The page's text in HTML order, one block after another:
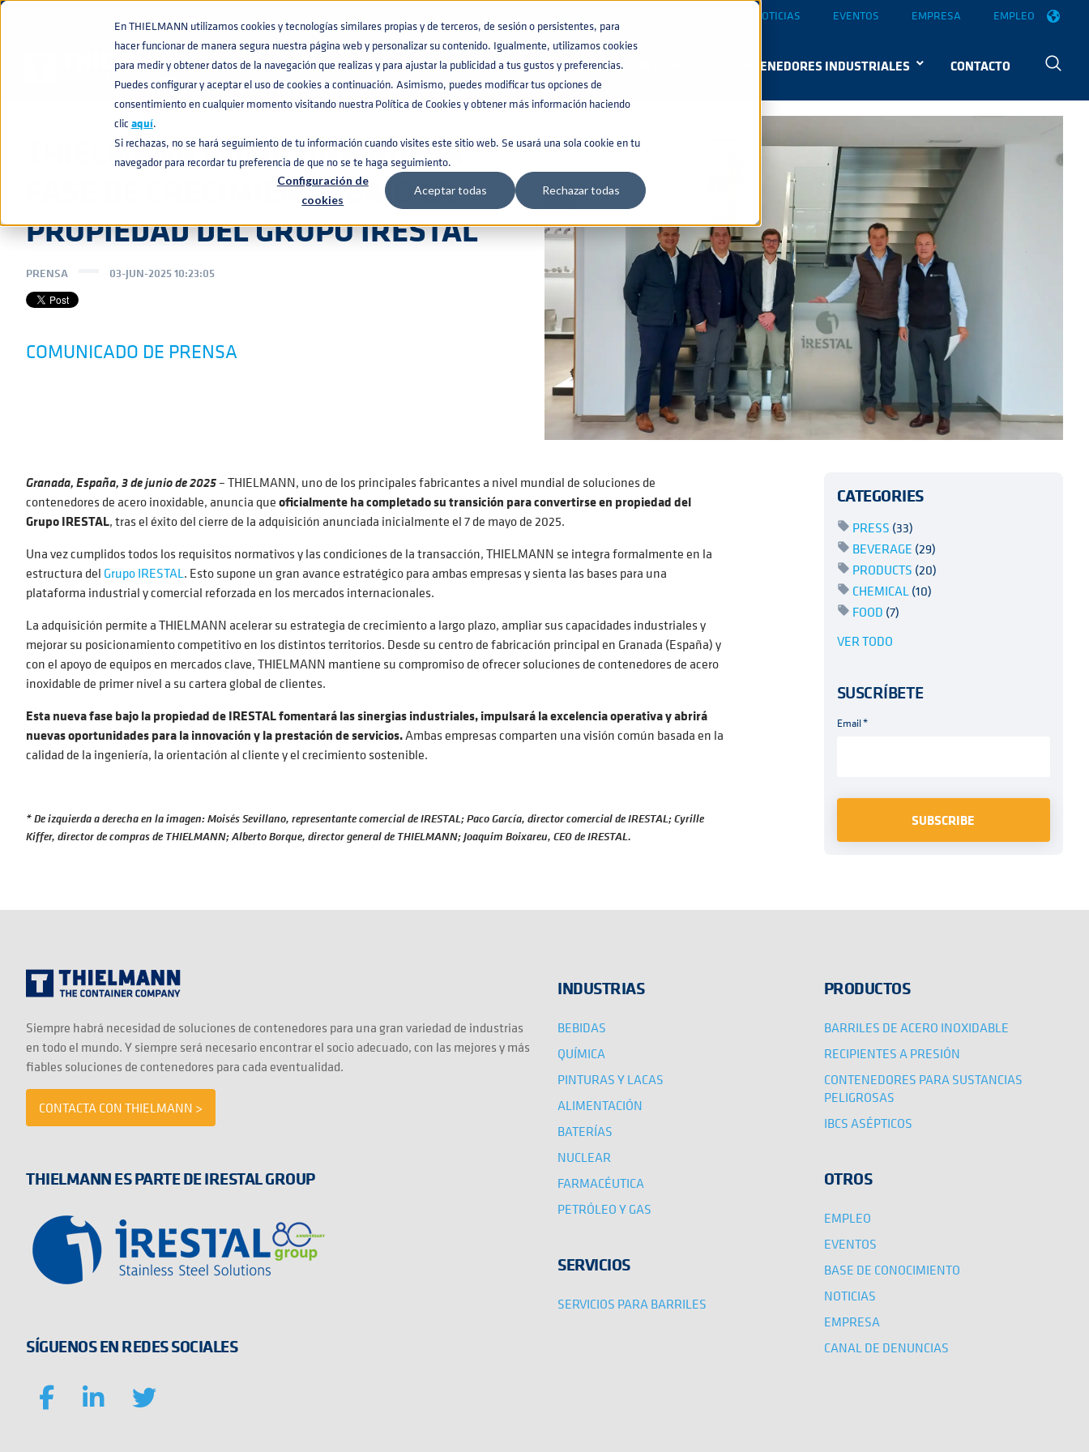
En THIELMANN utilizamos cookies y tecnologías similares propias y de terceros, de sesión o persistentes, para
hacer funcionar de manera segura nuestra página web y personalizar su contenido. Igualmente, utilizamos cookies
para medir y obtener datos de la navegación que realizas y para ajustar la publicidad a tus gustos y preferencias.
Puedes configurar y aceptar el uso de cookies a continuación. Asimismo, puedes modificar tus opciones de
consentimiento en cualquier momento visitando nuestra Política de Cookies y obtener más información haciendo
clic aquí.
Si rechazas, no se hará seguimiento de tu información cuando visites este sitio web. Se usará una sola cookie en tu
navegador para recordar tu preferencia de que no se te haga seguimiento.
Configuración de
cookies
Aceptar todas Rechazar todas
NOTICIAS EVENTOS EMPRESA EMPLEO
BARRILES PARA BEBIDAS CONTENEDORES INDUSTRIALES CONTACTO
THIELMANN INICIA UNA NUEVA FASE DE CRECIMIENTO BAJO LA PROPIEDAD DEL GRUPO IRESTAL
THIELMANN INICIA UNA NUEVA
FASE DE CRECIMIENTO BAJO LA
PROPIEDAD DEL GRUPO IRESTAL
PRENSA 03-JUN-2025 10:23:05
COMUNICADO DE PRENSA
Granada, España, 3 de junio de 2025– THIELMANN, uno de los principales fabricantes a nivel mundial de soluciones de
contenedores de acero inoxidable, anuncia queoficialmente ha completado su transición para convertirse en propiedad del
Grupo IRESTAL, tras el éxito del cierre de la adquisición anunciada inicialmente el 7 de mayo de 2025.
Una vez cumplidos todos los requisitos normativos y las condiciones de la transacción, THIELMANN se integra formalmente en la
estructura del Grupo IRESTAL. Esto supone un gran avance estratégico para ambas empresas y sienta las bases para una
plataforma industrial y comercial reforzada en los mercados internacionales.
La adquisición permite a THIELMANN acelerar su estrategia de crecimiento a largo plazo, ampliar sus capacidades industriales y
mejorar su posicionamiento competitivo en los distintos territorios. Desde su centro de fabricación principal en Granada (España) y
con el apoyo de equipos en mercados clave, THIELMANN mantiene su compromiso de ofrecer soluciones de contenedores de acero
inoxidable de primer nivel a su carteraglobal de clientes.
Esta nueva fase bajo la propiedad de IRESTAL fomentará las sinergias industriales, impulsará la excelencia operativa y abrirá
nuevas oportunidades para la innovación y la prestación de servicios.Ambas empresas comparten una visión común basada en la
calidad de la ingeniería, la orientación al cliente y el crecimiento sostenible.
* De izquierda a derecha en la imagen: Moisés Sevillano, representante comercial de IRESTAL; Paco García, director comercial de IRESTAL; Cyrille
Kiffer, director de compras de THIELMANN; Alberto Borque, director general de THIELMANN; Joaquim Boixareu, CEO de IRESTAL.
CATEGORIES
PRESS (33)
BEVERAGE (29)
PRODUCTS (20)
CHEMICAL(10)
FOOD (7)
VER TODO
SUSCRÍBETE
Email*
Siempre habrá necesidad de soluciones de contenedores para una gran variedad de industrias
en todo el mundo. Y siempre será necesario encontrar el socio adecuado, con las mejores y más
fiables soluciones de contenedores para cada eventualidad.
CONTACTA CON THIELMANN >
THIELMANN ES PARTE DE IRESTAL GROUP
SÍGUENOS EN REDES SOCIALES
INDUSTRIAS
BEBIDAS
QUÍMICA
PINTURAS Y LACAS
ALIMENTACIÓN
BATERÍAS
NUCLEAR
FARMACÉUTICA
PETRÓLEO Y GAS
SERVICIOS
SERVICIOS PARA BARRILES
PRODUCTOS
BARRILES DE ACERO INOXIDABLE
RECIPIENTES A PRESIÓN
CONTENEDORES PARA SUSTANCIAS
PELIGROSAS
IBCS ASÉPTICOS
OTROS
EMPLEO
EVENTOS
BASE DE CONOCIMIENTO
NOTICIAS
EMPRESA
CANAL DE DENUNCIAS